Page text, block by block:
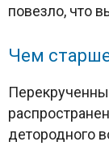
повезло, что
Чем
детородного